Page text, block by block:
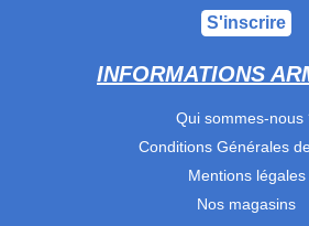
S'inscrire
INFORMATIONS
Qui sommes-nous
Conditions Générales
Mentions légales
Nos magasins